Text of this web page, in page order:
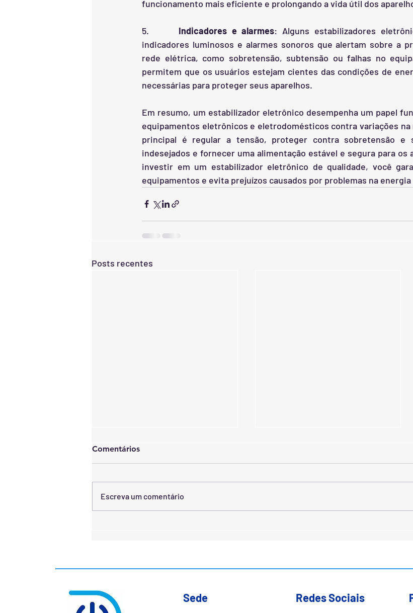
funcionamento mais eficiente e prolongando a vida útil dos
5. Indicadores e alarmes: Alguns estabilizadores
indicadores luminosos e alarmes sonoros que alertam sobre a
rede elétrica, como sobretensão, subtensão ou falhas no
permitem que os usuários estejam cientes das condições de
necessárias para proteger seus aparelhos.
Em resumo, um estabilizador eletrônico desempenha um papel
equipamentos eletrônicos e eletrodomésticos contra variações
principal é regular a tensão, proteger contra sobretensão e
indesejados e fornecer uma alimentação estável e segura para os
investir em um estabilizador eletrônico de qualidade, você
equipamentos e evita prejuízos causados por problemas na
Posts recentes
Comentários
Escreva um comentário
Sede Redes Sociais